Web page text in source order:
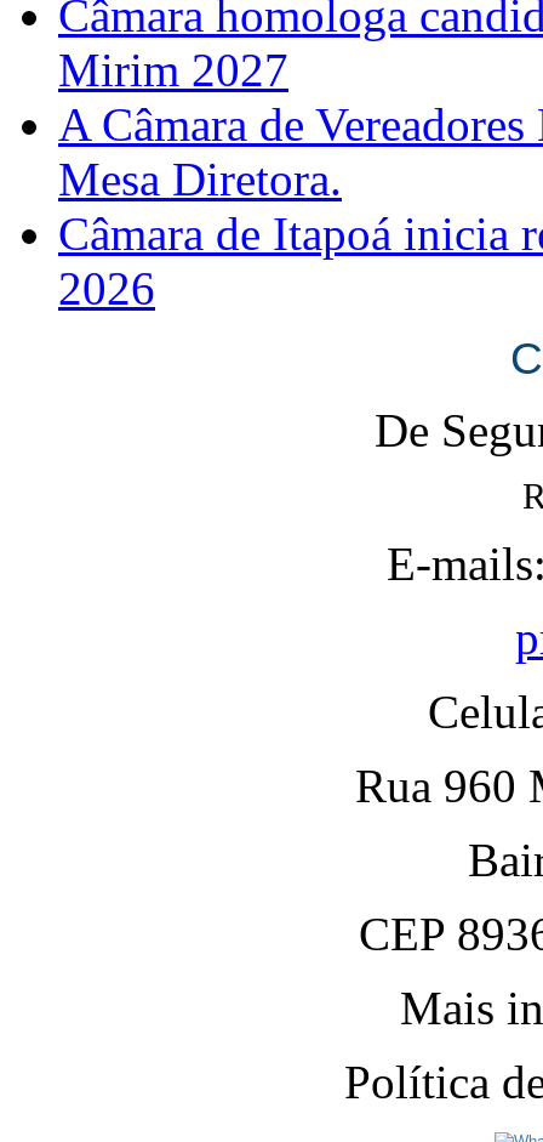
Câmara homologa
Mirim 2027
A Câmara de
Mesa Diretora.
Câmara de Itapoá inicia
2026
De
E-
Rua 960
CEP
Mais
Política